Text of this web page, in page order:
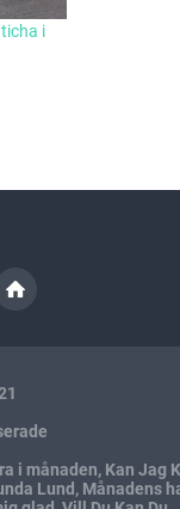
i
i månaden, Kan Jag
Lund, Månadens